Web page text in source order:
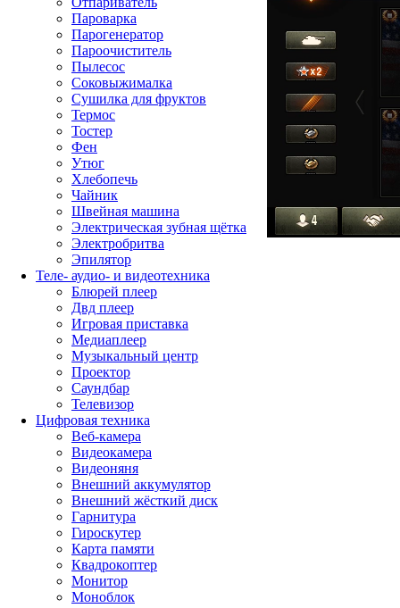
Пароварка
Парогенератор
Пароочиститель
Пылесос
Соковыжималка
Сушилка для фруктов
Термос
Тостер
Фен
Утюг
Хлебопечь
Чайник
Швейная машина
Электрическая зубная щётка
Электробритва
Эпилятор
Теле- аудио- и видеотехника
Блюрей плеер
Двд плеер
Игровая приставка
Медиаплеер
Музыкальный центр
Проектор
Саундбар
Телевизор
Цифровая техника
Веб-камера
Видеокамера
Видеоняня
Внешний аккумулятор
Внешний жёсткий диск
Гарнитура
Гироскутер
Карта памяти
Квадрокоптер
Монитор
Моноблок